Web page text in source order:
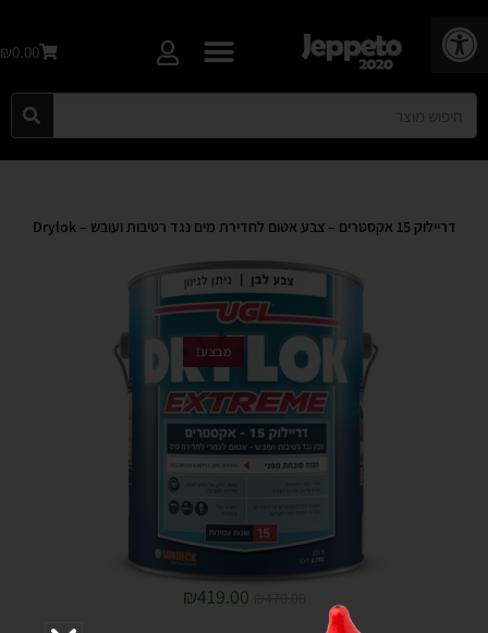
פתח סרגל נגישות
₪0.00
דריילוק 15 אקסטרים – צבע אטום לחדירת מים נגד רטיבות ועובש – Drylok
מבצע!
₪419.00